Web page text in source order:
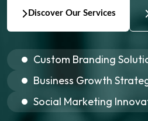
Discover Our Services
Custom Branding
Business Growth
Social Marketing